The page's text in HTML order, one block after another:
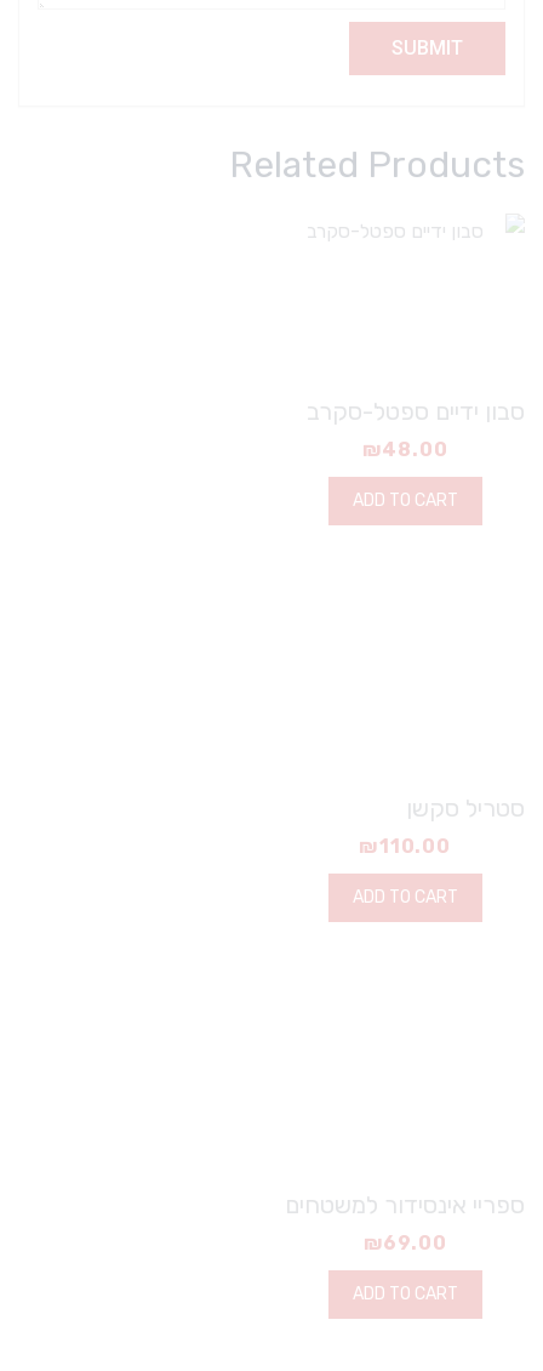
Related Products
סבון ידיים ספטל-סקרב
₪48.00
ADD TO CART
סטריל סקשן
₪110.00
ADD TO CART
ספריי אינסידור למשטחים
₪69.00
ADD TO CART